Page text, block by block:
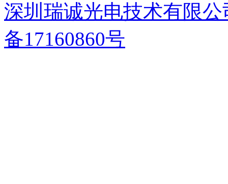
深圳瑞诚光电技术有限公
备17160860号